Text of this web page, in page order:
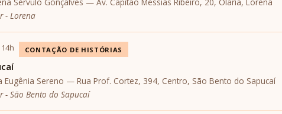
Sérvulo Gonçalves — Av. Capitão Messías Ribeiro, 20, Olaria, Lorena
- Lorena
14h CONTAÇÃO DE HISTÓRIAS
Eugênia Sereno — Rua Prof. Cortez, 394, Centro, São Bento do Sapucaí
- São Bento do Sapucaí